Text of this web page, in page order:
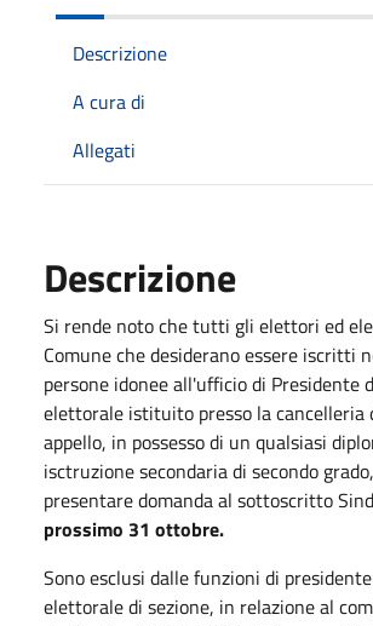
Descrizione
A cura di
Allegati
Descrizione
Si rende noto che tutti gli elettori ed
Comune che desiderano essere iscritti
persone idonee all'ufficio di Presidente
elettorale istituito presso la cancelleria
appello, in possesso di un qualsiasi
isctruzione secondaria di secondo
presentare domanda al sottoscritto
prossimo 31 ottobre.
Sono esclusi dalle funzioni di
elettorale di sezione, in relazione al